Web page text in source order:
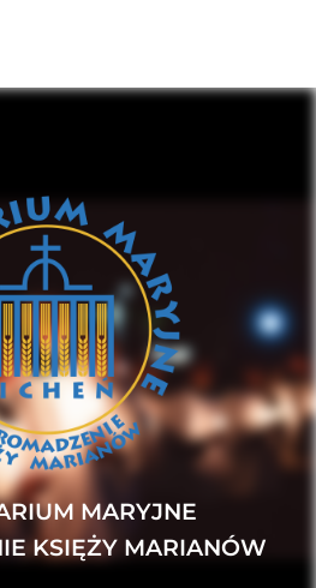
MARYJNE
KSIĘŻY MARIANÓW